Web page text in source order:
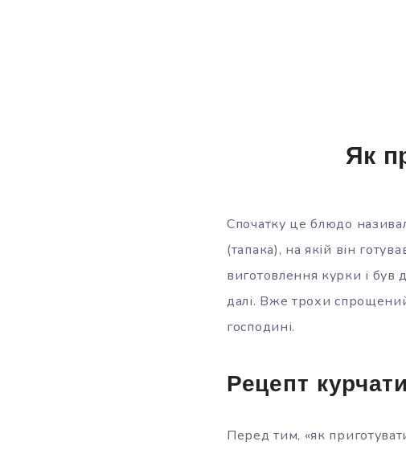
Як
Спочатку це блюдо
(тапака), на якій він
виготовлення курки і
далі. Вже трохи
господині.
Рецепт
Перед тим, «як